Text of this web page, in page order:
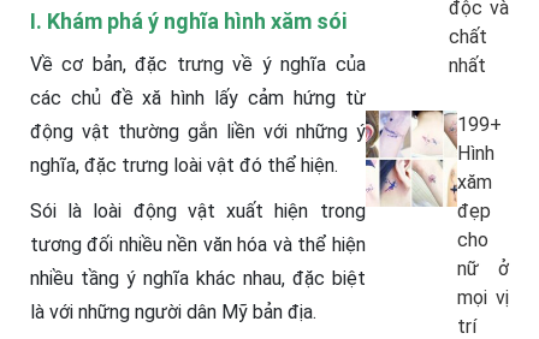
I. Khám phá ý nghĩa hình xăm sói
Về cơ bản, đặc trưng về ý nghĩa của
các chủ đề xă hình lấy cảm hứng từ
động vật thường gắn liền với những ý
nghĩa, đặc trưng loài vật đó thể hiện.
Sói là loài động vật xuất hiện trong
tương đối nhiều nền văn hóa và thể hiện
nhiều tầng ý nghĩa khác nhau, đặc biệt
là với những người dân Mỹ bản địa.
độc và
chất
nhất
199+
Hình
xăm
đẹp
cho
nữ ở
mọi vị
trí